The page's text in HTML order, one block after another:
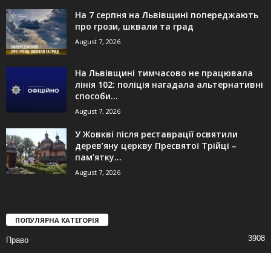
На 7 серпня на Львівщині попереджають
про грози, шквали та град
August 7, 2026
На Львівщині тимчасово не працювала
лінія 102: поліція нагадала альтернативні
способи...
August 7, 2026
У Жовкві після реставрації освятили
дерев’яну церкву Пресвятої Трійці –
пам’ятку...
August 7, 2026
ПОПУЛЯРНА КАТЕГОРІЯ
Право
3908